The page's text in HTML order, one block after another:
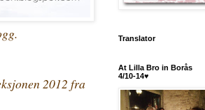
2012 fra
Translator
At Lilla Bro in Borås
4/10-14♥